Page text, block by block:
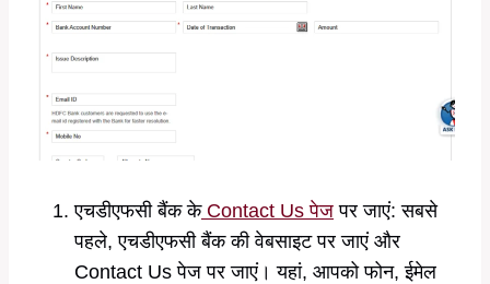
एचडीएफसी बैंक केContact Us पेज पर जाएं: सबसे
पहले, एचडीएफसी बैंक की वेबसाइट पर जाएं और
Contact Us पेज पर जाएं। यहां, आपको फोन, ईमेल